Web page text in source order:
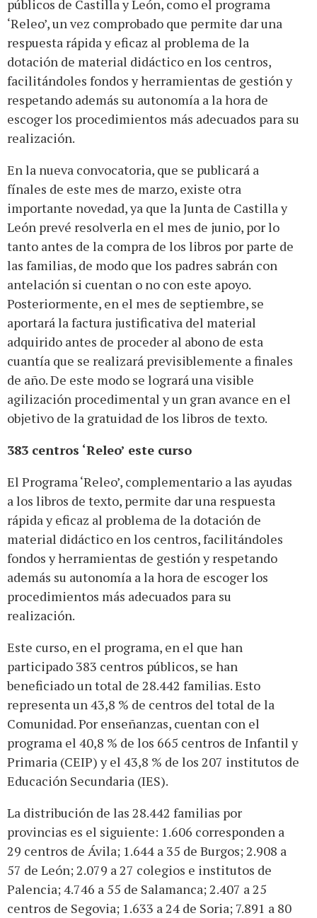
públicos de Castilla y León, como el programa
‘Releo’, un vez comprobado que permite dar una
respuesta rápida y eficaz al problema de la
dotación de material didáctico en los centros,
facilitándoles fondos y herramientas de gestión y
respetando además su autonomía a la hora de
escoger los procedimientos más adecuados para su
realización.
En la nueva convocatoria, que se publicará a
fínales de este mes de marzo, existe otra
importante novedad, ya que la Junta de Castilla y
León prevé resolverla en el mes de junio, por lo
tanto antes de la compra de los libros por parte de
las familias, de modo que los padres sabrán con
antelación si cuentan o no con este apoyo.
Posteriormente, en el mes de septiembre, se
aportará la factura justificativa del material
adquirido antes de proceder al abono de esta
cuantía que se realizará previsiblemente a finales
de año. De este modo se logrará una visible
agilización procedimental y un gran avance en el
objetivo de la gratuidad de los libros de texto.
383 centros ‘Releo’ este curso
El Programa ‘Releo’, complementario a las ayudas
a los libros de texto, permite dar una respuesta
rápida y eficaz al problema de la dotación de
material didáctico en los centros, facilitándoles
fondos y herramientas de gestión y respetando
además su autonomía a la hora de escoger los
procedimientos más adecuados para su
realización.
Este curso, en el programa, en el que han
participado 383 centros públicos, se han
beneficiado un total de 28.442 familias. Esto
representa un 43,8 % de centros del total de la
Comunidad. Por enseñanzas, cuentan con el
programa el 40,8 % de los 665 centros de Infantil y
Primaria (CEIP) y el 43,8 % de los 207 institutos de
Educación Secundaria (IES).
La distribución de las 28.442 familias por
provincias es el siguiente: 1.606 corresponden a
29 centros de Ávila; 1.644 a 35 de Burgos; 2.908 a
57 de León; 2.079 a 27 colegios e institutos de
Palencia; 4.746 a 55 de Salamanca; 2.407 a 25
centros de Segovia; 1.633 a 24 de Soria; 7.891 a 80